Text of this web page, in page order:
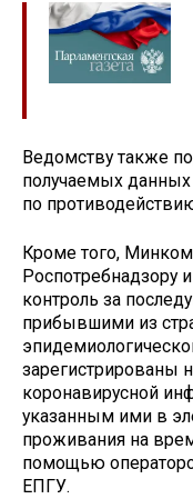
Ведомству также
получаемых
по
Кроме того,
Роспотребнадзору
контроль за
прибывшими из
зарегистрированы
коронавирусной
указанным ими в
проживания на
помощью
ЕПГУ.